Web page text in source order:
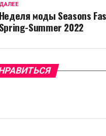
ДАЛЕЕ
Неделя моды Seasons
Spring-Summer 2022